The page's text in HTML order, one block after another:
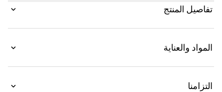
تفاصيل المنتج
المواد والعناية
التزامنا